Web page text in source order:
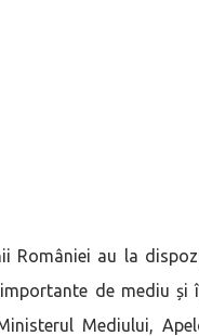
României au la
de mediu și
Mediului,